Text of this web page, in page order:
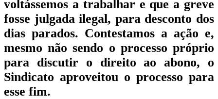
voltássemos a trabalhar e que a greve
fosse julgada ilegal, para desconto dos
dias parados. Contestamos a ação e,
mesmo não sendo o processo próprio
para discutir o direito ao abono, o
Sindicato aproveitou o processo para
esse fim.